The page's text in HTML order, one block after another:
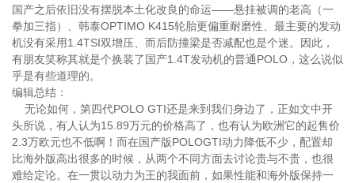
国产之后依旧没有摆脱本土化改良的命运——悬挂被调的老高（一
拳加三指）、韩泰OPTIMO K415轮胎更偏重耐磨性、最主要的发动
机没有采用1.4TSI双增压、而后防撞梁是否减配也是个迷。因此，
有朋友笑称其就是个换装了国产1.4T发动机的普通POLO，这么说似
乎是有些道理的。
编辑总结：
无论如何，第四代POLO GTI还是来到我们身边了，正如文中开
头所说，有人认为15.89万元的价格高了，也有认为欧洲它的起售价
2.3万欧元也不低啊！而在国产版POLOGTI动力降低不少，配置却
比海外版高出很多的时候，从两个不同方面去讨论贵与不贵，也很
难给定论。在一贯以动力为王的我面前，如果性能和海外版保持一